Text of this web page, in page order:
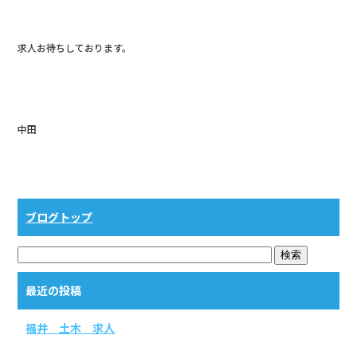
o
求人お待ちしております。
中田
ブログトップ
最近の投稿
福井 土木 求人